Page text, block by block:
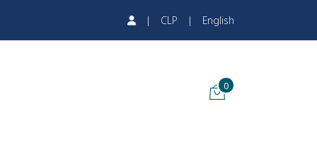
| CLP | English
0